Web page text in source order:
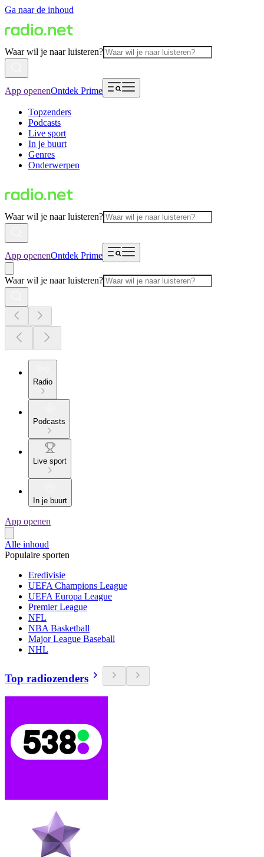
Ga naar de inhoud
Waar wil je naar luisteren?
App openenOntdek Prime
Topzenders
Podcasts
Live sport
In je buurt
Genres
Onderwerpen
Waar wil je naar luisteren?
App openenOntdek Prime
Waar wil je naar luisteren?
Radio
Podcasts
Live sport
In je buurt
App openen
Alle inhoud
Populaire sporten
Eredivisie
UEFA Champions League
UEFA Europa League
Premier League
NFL
NBA Basketball
Major League Baseball
NHL
Top radiozenders